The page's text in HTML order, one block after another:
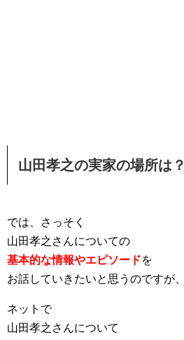
山田孝之の実家の場所は？
では、さっそく
山田孝之さんについての
基本的な情報やエピソードを
お話していきたいと思うのですが、
ネットで
山田孝之さんについて